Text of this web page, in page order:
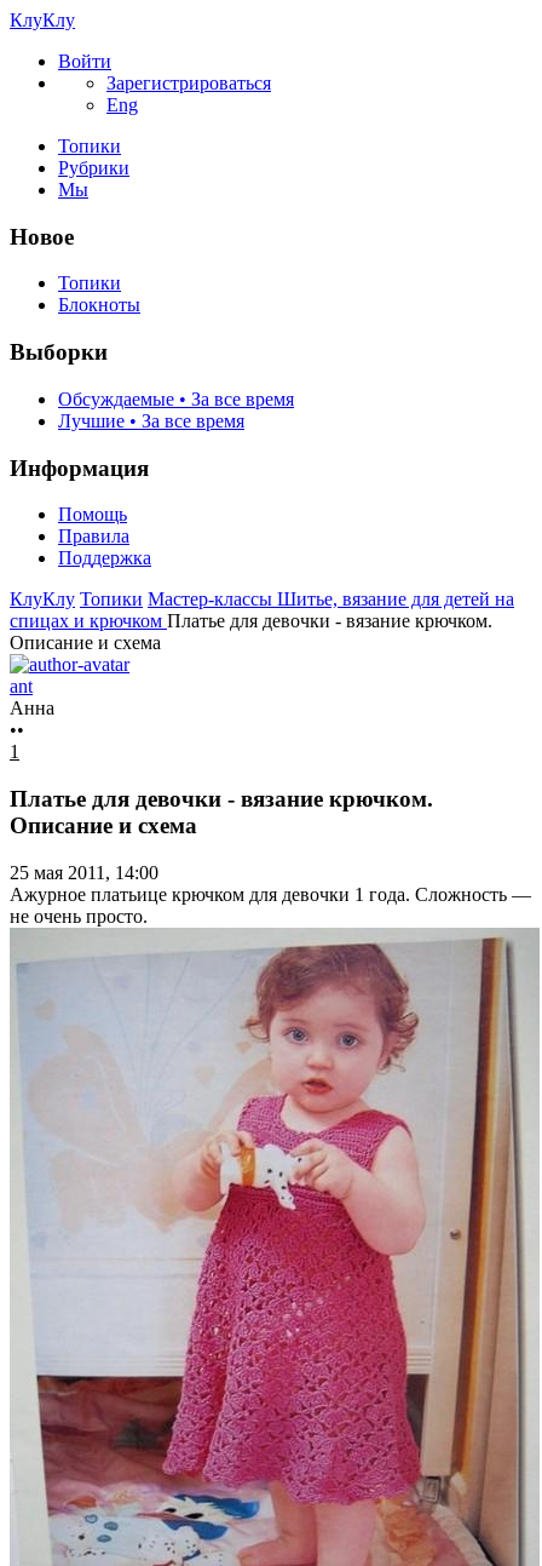
КлуКлу
Войти
Зарегистрироваться
Eng
Топики
Рубрики
Мы
Новое
Топики
Блокноты
Выборки
Обсуждаемые • За все время
Лучшие • За все время
Информация
Помощь
Правила
Поддержка
КлуКлу Топики Мастер-классы Шитье, вязание для детей на
спицах и крючком Платье для девочки - вязание крючком.
Описание и схема
ant
Анна
••
1
Платье для девочки - вязание крючком.
Описание и схема
25 мая 2011, 14:00
Ажурное платьице крючком для девочки 1 года. Сложность —
не очень просто.